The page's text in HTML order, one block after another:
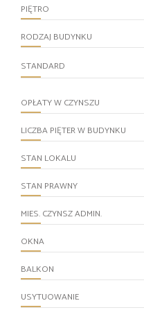
PIĘTRO
RODZAJ BUDYNKU
STANDARD
OPŁATY W CZYNSZU
LICZBA PIĘTER W BUDYNKU
STAN LOKALU
STAN PRAWNY
MIES. CZYNSZ ADMIN.
OKNA
BALKON
USYTUOWANIE